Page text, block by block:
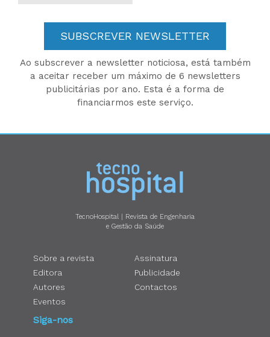
SUBSCREVER NEWSLETTER
Ao subscrever a newsletter noticiosa, está também
a aceitar receber um máximo de 6 newsletters
publicitárias por ano. Esta é a forma de
financiarmos este serviço.
TecnoHospital | Revista de Engenharia
e Gestão da Saúde
Sobre a revista
Editora
Autores
Eventos
Assinatura
Publicidade
Contactos
Siga-nos